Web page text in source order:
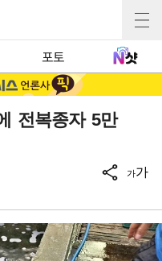
포토
전복종자 5만
가가